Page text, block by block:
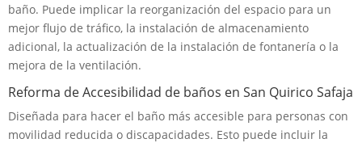
baño. Puede implicar la reorganización del espacio para un
mejor flujo de tráfico, la instalación de almacenamiento
adicional, la actualización de la instalación de fontanería o la
mejora de la ventilación.
Reforma de Accesibilidad de baños en San Quirico Safaja
Diseñada para hacer el baño más accesible para personas con
movilidad reducida o discapacidades. Esto puede incluir la